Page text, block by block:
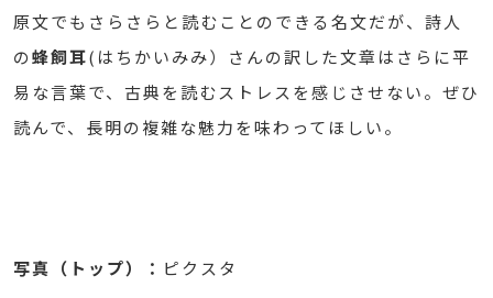
原文でもさらさらと読むことのできる名文だが、詩人
の蜂飼耳(はちかいみみ）さんの訳した文章はさらに平
易な言葉で、古典を読むストレスを感じさせない。ぜひ
読んで、長明の複雑な魅力を味わってほしい。
写真（トップ）： ピクスタ